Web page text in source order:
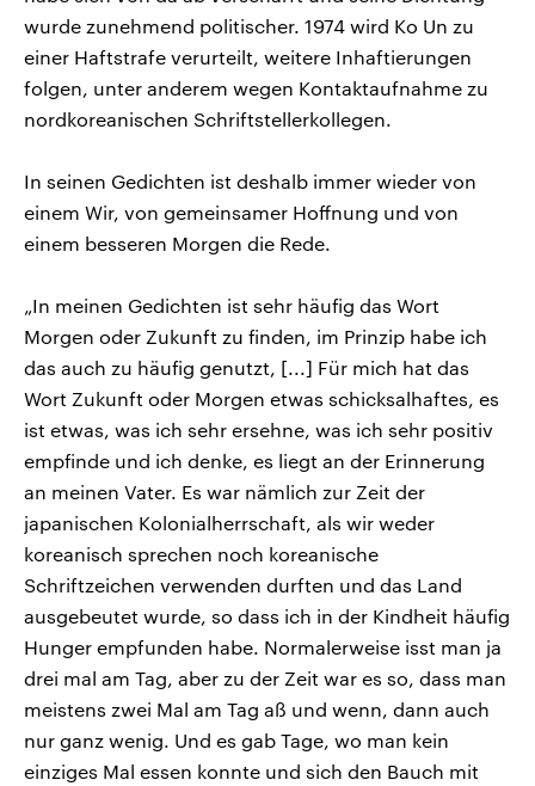
wurde zunehmend politischer. 1974 wird Ko Un zu
einer Haftstrafe verurteilt, weitere Inhaftierungen
folgen, unter anderem wegen Kontaktaufnahme zu
nordkoreanischen Schriftstellerkollegen.
In seinen Gedichten ist deshalb immer wieder von
einem Wir, von gemeinsamer Hoffnung und von
einem besseren Morgen die Rede.
„In meinen Gedichten ist sehr häufig das Wort
Morgen oder Zukunft zu finden, im Prinzip habe ich
das auch zu häufig genutzt, [...] Für mich hat das
Wort Zukunft oder Morgen etwas schicksalhaftes, es
ist etwas, was ich sehr ersehne, was ich sehr positiv
empfinde und ich denke, es liegt an der Erinnerung
an meinen Vater. Es war nämlich zur Zeit der
japanischen Kolonialherrschaft, als wir weder
koreanisch sprechen noch koreanische
Schriftzeichen verwenden durften und das Land
ausgebeutet wurde, so dass ich in der Kindheit häufig
Hunger empfunden habe. Normalerweise isst man ja
drei mal am Tag, aber zu der Zeit war es so, dass man
meistens zwei Mal am Tag aß und wenn, dann auch
nur ganz wenig. Und es gab Tage, wo man kein
einziges Mal essen konnte und sich den Bauch mit